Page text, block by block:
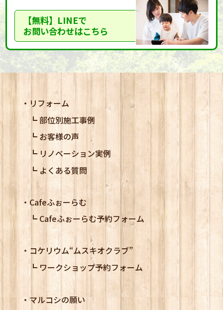
【無料】LINEで
お問い合わせはこちら
リフォーム
部位別施工事例
お客様の声
リノベーション実例
よくある質問
Cafeふぉーらむ
Cafeふぉーらむ予約フォーム
コケリウム“ムスキオクラブ”
ワークショップ予約フォーム
マルコシの願い